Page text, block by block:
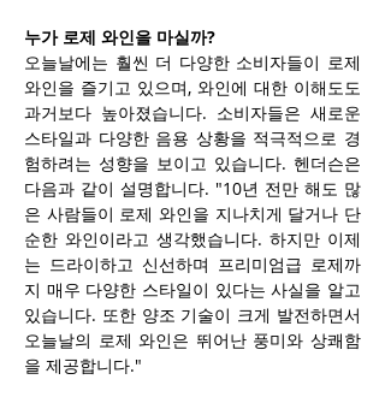
누가 로제 와인을 마실까?
오늘날에는 훨씬 더 다양한 소비자들이 로제
와인을 즐기고 있으며, 와인에 대한 이해도도
과거보다 높아졌습니다. 소비자들은 새로운
스타일과 다양한 음용 상황을 적극적으로 경
험하려는 성향을 보이고 있습니다. 헨더슨은
다음과 같이 설명합니다. "10년 전만 해도 많
은 사람들이 로제 와인을 지나치게 달거나 단
순한 와인이라고 생각했습니다. 하지만 이제
는 드라이하고 신선하며 프리미엄급 로제까
지 매우 다양한 스타일이 있다는 사실을 알고
있습니다. 또한 양조 기술이 크게 발전하면서
오늘날의 로제 와인은 뛰어난 풍미와 상쾌함
을 제공합니다."